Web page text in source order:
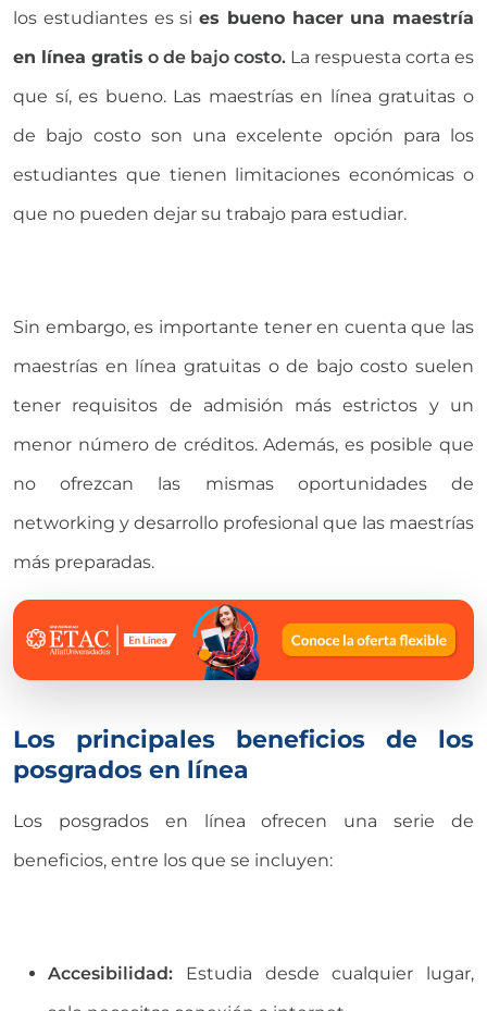
los estudiantes es si es bueno hacer una maestría
en línea gratis o de bajo costo. La respuesta corta es
que sí, es bueno. Las maestrías en línea gratuitas o
de bajo costo son una excelente opción para los
estudiantes que tienen limitaciones económicas o
que no pueden dejar su trabajo para estudiar.
Sin embargo, es importante tener en cuenta que las
maestrías en línea gratuitas o de bajo costo suelen
tener requisitos de admisión más estrictos y un
menor número de créditos. Además, es posible que
no ofrezcan las mismas oportunidades de
networking y desarrollo profesional que las maestrías
más preparadas.
Los principales beneficios de los
posgrados en línea
Los posgrados en línea ofrecen una serie de
beneficios, entre los que se incluyen:
Accesibilidad: Estudia desde cualquier lugar,